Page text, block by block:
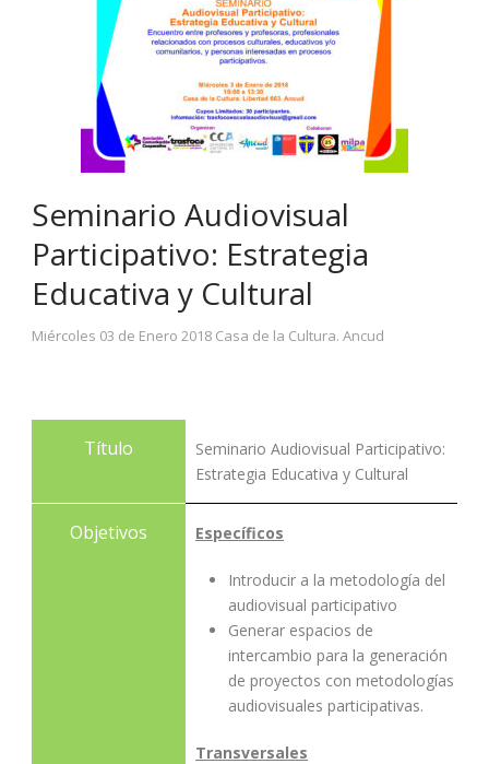
Seminario Audiovisual
Participativo: Estrategia
Educativa y Cultural
Miércoles 03 de Enero 2018 Casa de la Cultura. Ancud
Título
Seminario Audiovisual Participativo:
Estrategia Educativa y Cultural
Objetivos Específicos
Introducir a la metodología del
audiovisual participativo
Generar espacios de
intercambio para la generación
de proyectos con metodologías
audiovisuales participativas.
Transversales